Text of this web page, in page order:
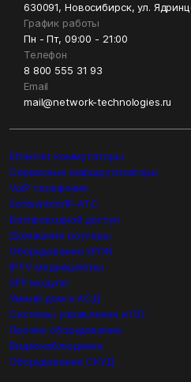
630091, Новосибирск, ул.
График работы
Пн - Пт, 09:00 - 21:00
Телефон
8 800 555 31 93
Email
mail@network-technologies.ru
Ethernet коммутаторы
Сервисные маршрутизаторы
VoIP телефония
Softswitch/IP-ATC
Беспроводной доступ
Домашние роутеры
Оборудование xPON
IPTV медиацентры
SFP модули
Умный дом и АСД
Системы управления и ПО
Прочее оборудование
Видеонаблюдение
Оборудование СКУД